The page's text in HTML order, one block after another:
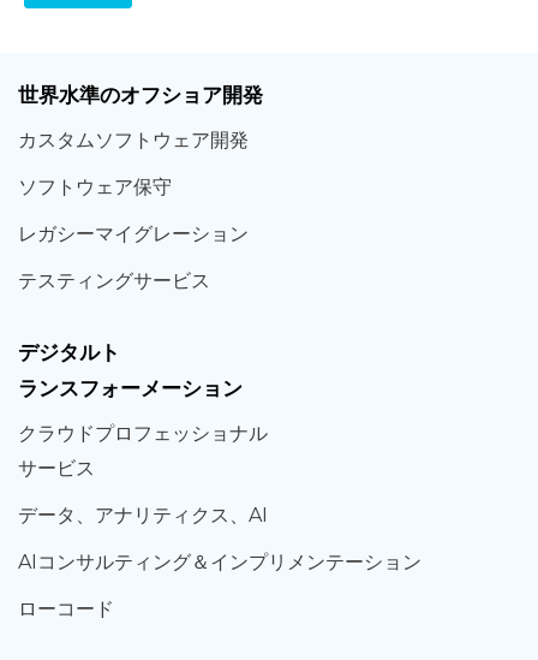
世界水準のオフショア開発
カスタムソフトウェア開発
ソフト ウェア保守
レガシーマイグレーション
テスティングサービス
デジタルト
ランスフォーメーション
クラウドプロフェッショナル
サービス
データ、 アナリティクス、 AI
AIコンサルティング＆ インプリメンテーション
ローコード